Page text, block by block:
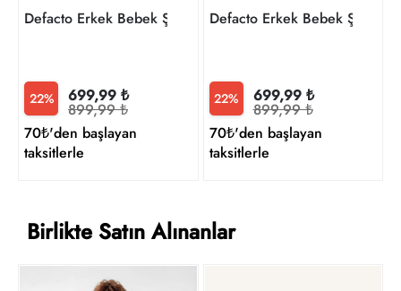
Defacto Erkek Bebek Şort Takım G8114A5/ER98
22% 699,99 ₺
899,99 ₺
70₺'den başlayan
taksitlerle
Defacto Erkek Bebek Şort
22% 699,99 ₺
899,99 ₺
70₺'den başlayan
taksitlerle
Birlikte Satın Alınanlar